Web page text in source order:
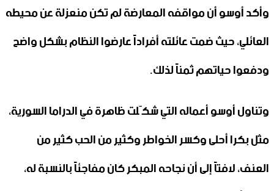
وأكد أوسو أن مواقفه المعارضة لم تكن منعزلة عن محيطه
العائلي، حيث ضمت عائلته أفراداً عارضوا النظام بشكل واضح
ودفعوا حياتهم ثمناً لذلك.
وتناول أوسو أعماله التي شكّلت ظاهرة في الدراما السورية،
مثل بكرا أحلى وكسر الخواطر وكثير من الحب كثير من
العنف، لافتاً إلى أن نجاحه المبكر كان مفاجئاً بالنسبة له،